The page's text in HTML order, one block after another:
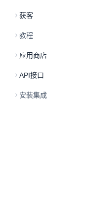
获客
教程
应用商店
API接口
安装集成